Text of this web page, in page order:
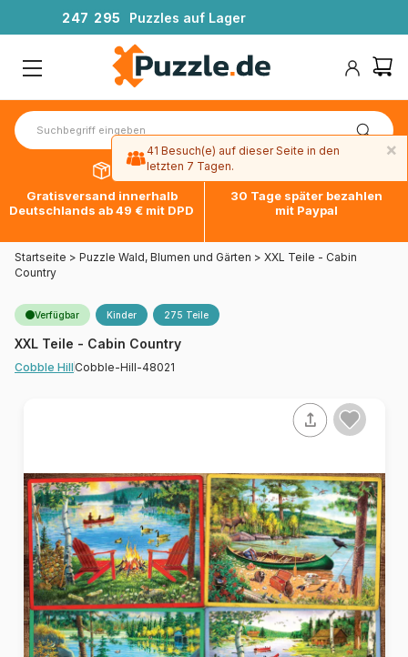
247 295 Puzzles auf Lager
Gratisversand innerhalb
Deutschlands ab 49 € mit DPD
30 Tage später bezahlen
mit Paypal
Startseite > Puzzle Wald, Blumen und Gärten > XXL Teile - Cabin
Country
Verfügbar Kinder 275 Teile
XXL Teile - Cabin Country
Cobble Hill Cobble-Hill-48021
×
41 Besuch(e) auf dieser Seite in den
letzten 7 Tagen.